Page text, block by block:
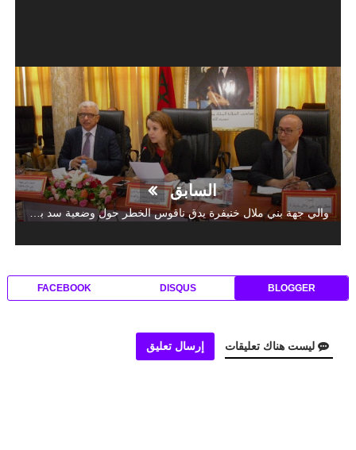
السابق
والي جهة بني ملال خنيفرة يدق ناقوس الخطر حول وضعية سد بين الويدان و ضرورة التدخل من اجل صيانته
BLOGGER
DISQUS
FACEBOOK
ليست هناك تعليقات إرسال تعليق